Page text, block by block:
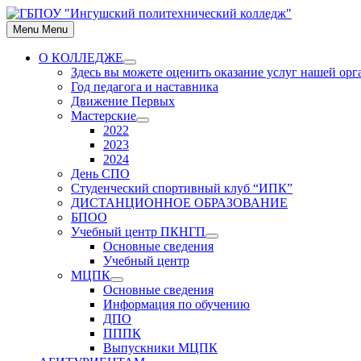
Skip
to
content
Menu Menu
О КОЛЛЕДЖЕ
Show
sub
menu
Здесь вы можете оценить оказание услуг нашей
Год педагога и наставника
Движение Первых
Мастерские
Show
2022
2023
2024
День СПО
Студенческий спортивный клуб “ИПК”
ДИСТАНЦИОННОЕ ОБРАЗОВАНИЕ
БПОО
Учебный центр ПКНГП
Show
sub
Основные сведения
Учебный центр
МЦПК
Show
sub
menu
Основные сведения
Информация по обучению
ДПО
ПППК
Выпускники МЦПК